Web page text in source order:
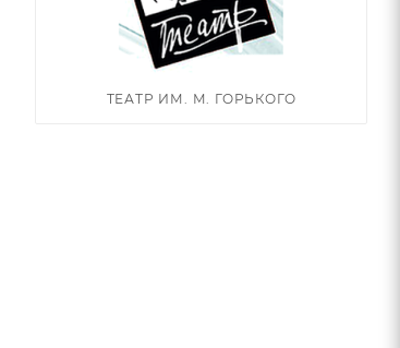
ТЕАТР ИМ. М. ГОРЬКОГО